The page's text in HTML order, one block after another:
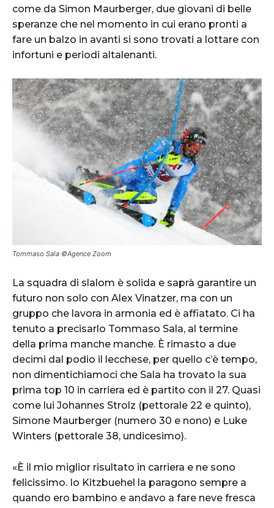
come da Simon Maurberger, due giovani di belle
speranze che nel momento in cui erano pronti a
fare un balzo in avanti si sono trovati a lottare con
infortuni e periodi altalenanti.
Tommaso Sala ©Agence Zoom
La squadra di slalom è solida e saprà garantire un
futuro non solo con Alex Vinatzer, ma con un
gruppo che lavora in armonia ed è affiatato. Ci ha
tenuto a precisarlo Tommaso Sala, al termine
della prima manche manche. È rimasto a due
decimi dal podio il lecchese, per quello c’è tempo,
non dimentichiamoci che Sala ha trovato la sua
prima top 10 in carriera ed è partito con il 27. Quasi
come lui Johannes Strolz (pettorale 22 e quinto),
Simone Maurberger (numero 30 e nono) e Luke
Winters (pettorale 38, undicesimo).
«È il mio miglior risultato in carriera e ne sono
felicissimo. Io Kitzbuehel la paragono sempre a
quando ero bambino e andavo a fare neve fresca